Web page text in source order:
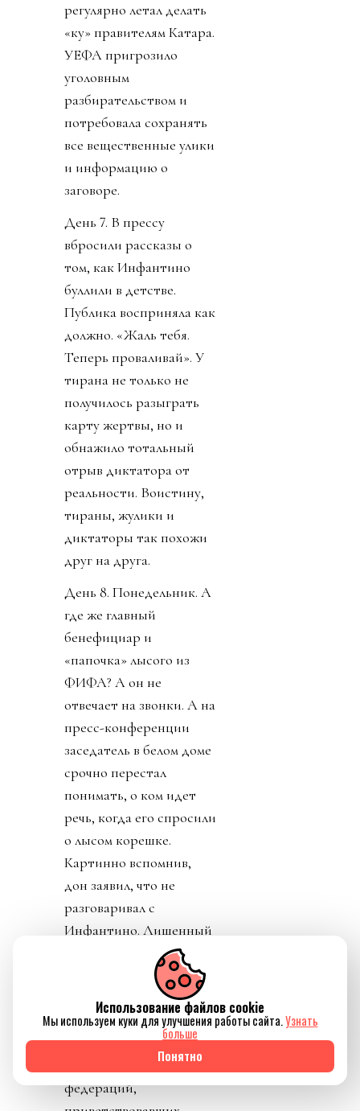
регулярно летал делать
«ку» правителям Катара.
УЕФА пригрозило
уголовным
разбирательством и
потребовала сохранять
все вещественные улики
и информацию о
заговоре.
День 7. В прессу
вбросили рассказы о
том, как Инфантино
буллили в детстве.
Публика восприняла как
должно. «Жаль тебя.
Теперь проваливай». У
тирана не только не
получилось разыграть
карту жертвы, но и
обнажило тотальный
отрыв диктатора от
реальности. Воистину,
тираны, жулики и
диктаторы так похожи
друг на друга.
День 8. Понедельник. А
где же главный
бенефициар и
«папочка» лысого из
ФИФА? А он не
отвечает на звонки. А на
пресс-конференции
заседатель в белом доме
срочно перестал
понимать, о ком идет
речь, когда его спросили
о лысом корешке.
Картинно вспомнив,
дон заявил, что не
разговаривал с
Инфантино. Лишенный
благословения патрона,
скукожившийся до
размеров Волдеморта,
Джанни, скуля, начал
репостить копирующие
текст друг друга посты
федераций,
Использование файлов cookie
Мы используем куки для улучшения работы сайта.Узнать
больше
Понятно